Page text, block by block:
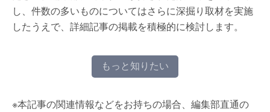
し、件数の多いものについてはさらに深掘り取材を実施
したうえで、詳細記事の掲載を積極的に検討します。
もっと知りたい
※本記事の関連情報などをお持ちの場合、編集部直通の